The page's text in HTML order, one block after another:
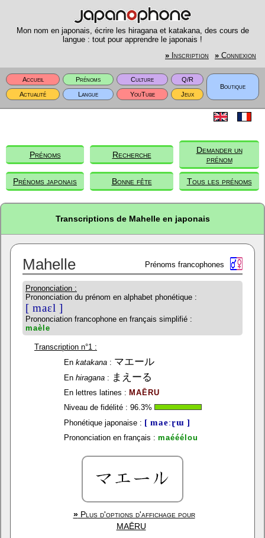
Mon nom en japonais, écrire les hiragana et katakana, des cours de
langue : tout pour apprendre le japonais !
» Inscription » Connexion
Accueil Prénoms Culture
Q/R
Boutique
Actualité
Langue YouTube Jeux
Prénoms Recherche
Demander un
prénom
Prénoms japonais Bonne fête Tous les prénoms
Transcriptions de Mahelle en japonais
Mahelle Prénoms francophones
Prononciation :
Prononciation du prénom en alphabet phonétique :
[ maɛl ]
Prononciation francophone en français simplifié :
maèle
Transcription n°1 :
En katakana: マエール
En hiragana: まえーる
En lettres latines : MAĒRU
Niveau de fidélité : 96.3%
Phonétique japonaise : [ maeːɽɯ ]
Prononciation en français : maééélou
»Plus d'options d'affichage pour
MAĒRU